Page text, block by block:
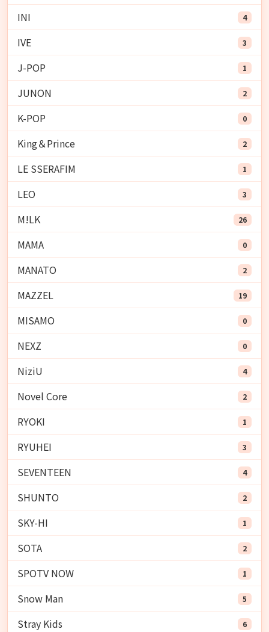
INI 4
IVE 3
J-POP 1
JUNON 2
K-POP 0
King＆Prince 2
LE SSERAFIM 1
LEO 3
M!LK 26
MAMA 0
MANATO 2
MAZZEL 19
MISAMO 0
NEXZ 0
NiziU 4
Novel Core 2
RYOKI 1
RYUHEI 3
SEVENTEEN 4
SHUNTO 2
SKY-HI 1
SOTA 2
SPOTV NOW 1
Snow Man 5
Stray Kids 6